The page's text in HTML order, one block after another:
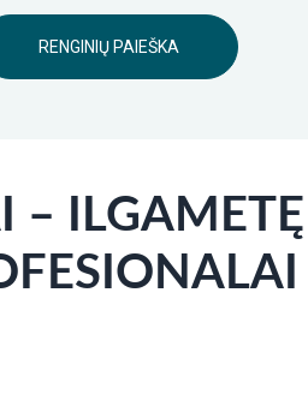
RENGINIŲ PAIEŠKA
–